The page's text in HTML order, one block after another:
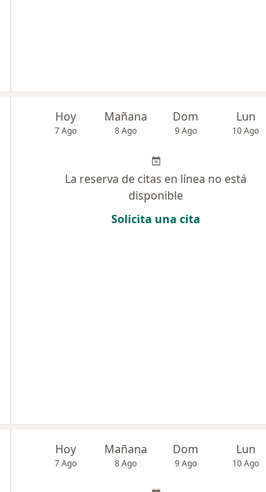
Hoy
7 Ago
Mañana
8 Ago
Dom
9 Ago
Lun
10 Ago
La reserva de citas en línea no está
disponible
Solicita una cita
Hoy
7 Ago
Mañana
8 Ago
Dom
9 Ago
Lun
10 Ago